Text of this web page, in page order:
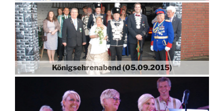
Königsehrenabend (05.09.2015)